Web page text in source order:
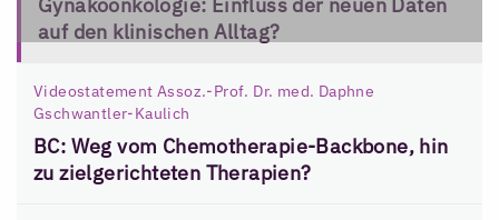
Gynäkoonkologie: Einfluss der neuen Daten
auf den klinischen Alltag?
Videostatement Assoz.-Prof. Dr. med. Daphne
Gschwantler-Kaulich
BC: Weg vom Chemotherapie-Backbone, hin
zu zielgerichteten Therapien?